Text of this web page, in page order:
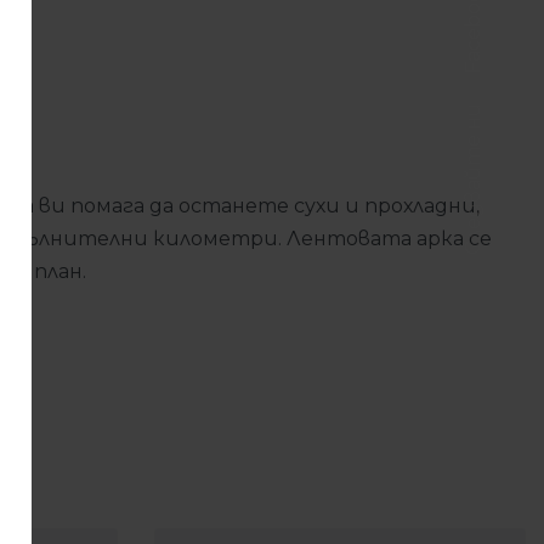
ви помага да останете сухи и прохладни,
километри. Лентовата арка се
план.
Следвайте ни